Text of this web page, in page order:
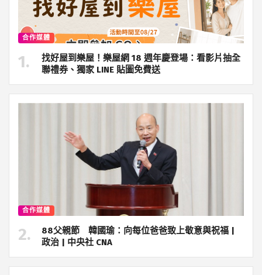
合作媒體
找好屋到樂屋！樂屋網 18 週年慶登場：看影片抽全
聯禮券、獨家 LINE 貼圖免費送
合作媒體
88父親節 韓國瑜：向每位爸爸致上敬意與祝福 |
政治 | 中央社 CNA